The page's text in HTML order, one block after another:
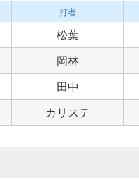
打者
松葉
岡林
田中
カリステ